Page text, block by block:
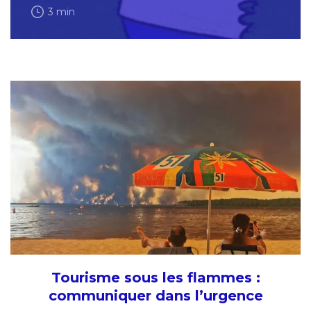
3 min
Tourisme sous les flammes :
communiquer dans l’urgence